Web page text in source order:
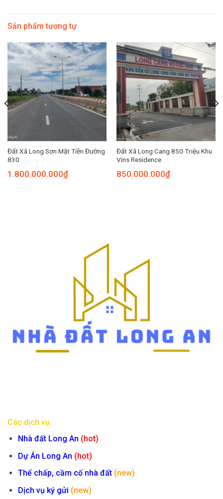
Sản phẩm tương tự
Đất Xã Long Sơn Mặt Tiền Đường
830
1.800.000.000₫
Đất Xã Long Cang 850 Triệu Khu
Vins Residence
850.000.000₫
Các dịch vụ
Nhà đất Long An (hot)
Dự Án Long An (hot)
Thế chấp, cầm cố nhà đất (new)
Dịch vụ ký gửi (new)